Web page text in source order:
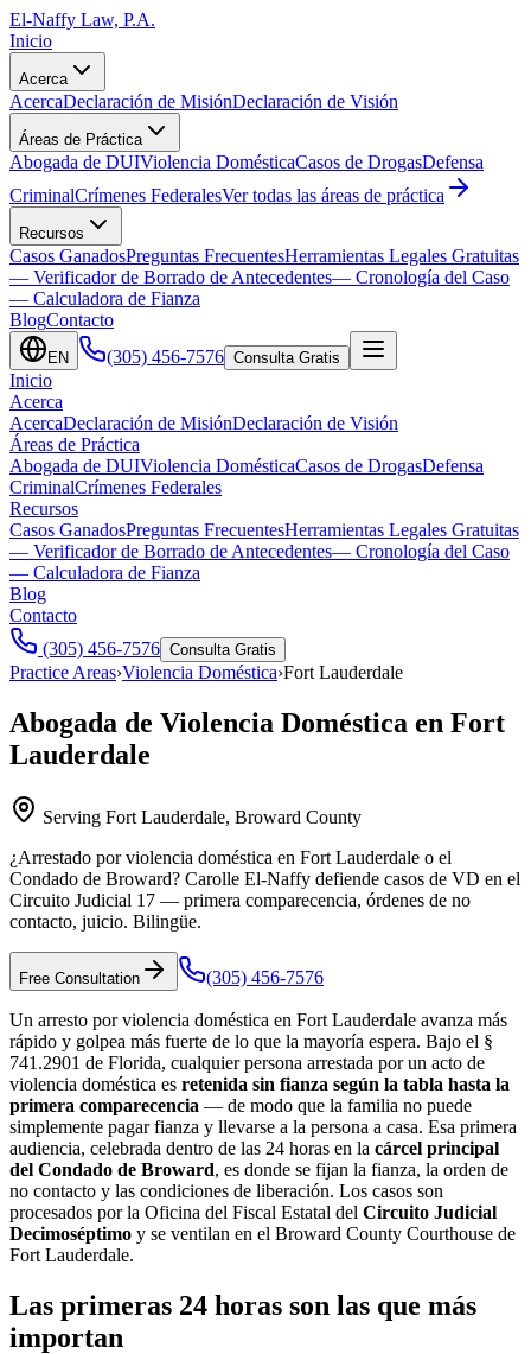
El-Naffy Law, P.A.
Inicio
Acerca
AcercaDeclaración de MisiónDeclaración de Visión
Áreas de Práctica
Abogada de DUIViolencia DomésticaCasos de DrogasDefensa
CriminalCrímenes FederalesVer todas las áreas de práctica
Recursos
Casos GanadosPreguntas FrecuentesHerramientas Legales Gratuitas
— Verificador de Borrado de Antecedentes— Cronología del Caso
— Calculadora de Fianza
BlogContacto
EN (305) 456-7576 Consulta Gratis
Inicio
Acerca
AcercaDeclaración de MisiónDeclaración de Visión
Áreas de Práctica
Abogada de DUIViolencia DomésticaCasos de DrogasDefensa
CriminalCrímenes Federales
Recursos
Casos GanadosPreguntas FrecuentesHerramientas Legales Gratuitas
— Verificador de Borrado de Antecedentes— Cronología del Caso
— Calculadora de Fianza
Blog
Contacto
(305) 456-7576 Consulta Gratis
Practice Areas›Violencia Doméstica›Fort Lauderdale
Abogada de Violencia Doméstica en Fort
Lauderdale
Serving Fort Lauderdale, Broward County
¿Arrestado por violencia doméstica en Fort Lauderdale o el
Condado de Broward? Carolle El-Naffy defiende casos de VD en el
Circuito Judicial 17 — primera comparecencia, órdenes de no
contacto, juicio. Bilingüe.
Free Consultation (305) 456-7576
Un arresto por violencia doméstica en Fort Lauderdale avanza más
rápido y golpea más fuerte de lo que la mayoría espera. Bajo el §
741.2901 de Florida, cualquier persona arrestada por un acto de
violencia doméstica es retenida sin fianza según la tabla hasta la
primera comparecencia — de modo que la familia no puede
simplemente pagar fianza y llevarse a la persona a casa. Esa primera
audiencia, celebrada dentro de las 24 horas en la cárcel principal
del Condado de Broward, es donde se fijan la fianza, la orden de
no contacto y las condiciones de liberación. Los casos son
procesados por la Oficina del Fiscal Estatal del Circuito Judicial
Decimoséptimo y se ventilan en el Broward County Courthouse de
Fort Lauderdale.
Las primeras 24 horas son las que más
importan